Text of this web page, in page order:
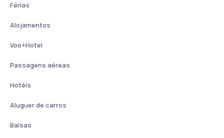
Férias
Alojamentos
Voo+Hotel
Passagens aéreas
Hotéis
Aluguer de carros
Balsas